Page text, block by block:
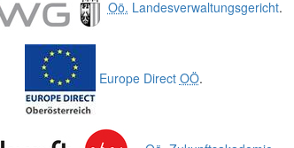
Oö. Landesverwaltungsgericht.
Europe Direct OÖ.